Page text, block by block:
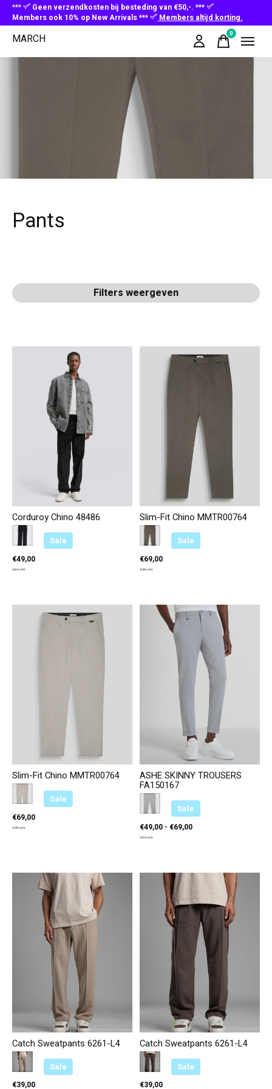
***
Geen verzendkosten bij besteding van €50,-. ***
Members ook 10% op New Arrivals ***
Members altijd korting.
MARCH 0items
Pants
Filters weergeven
Sale
Corduroy Chino 48486
Color: — Zwart 29999
Zwart 29999
€49,00
€69,95
Sale
Slim-Fit Chino MMTR00764
Color: — Donker Groen 4089
Donker Groen 4089
€69,00
€89,00
Sale
Slim-Fit Chino MMTR00764
— Licht Taupe 2043
Licht Taupe 2043
€69,00
€89,00
Sale
ASHE SKINNY TROUSERS
FA150167
— Licht Grijs 9003
Licht Grijs 9003
€49,00 - €69,00
€99,00
Sale
Catch Sweatpants 6261-L4
Color: — Beige
Beige
€39,00
Sale
Catch Sweatpants 6261-L4
Color: — Bruin
Bruin
€39,00